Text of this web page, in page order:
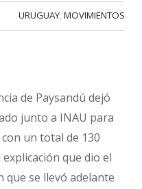
URUGUAY, MOVIMIENTOS
de Paysandú dejó
junto a INAU para
un total de 130
que dio el
que se llevó adelante